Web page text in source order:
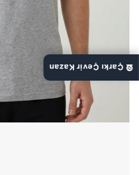
🎡 Çarkı Çevir Kazan